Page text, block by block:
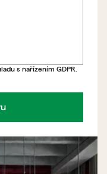
s nařízením GDPR.